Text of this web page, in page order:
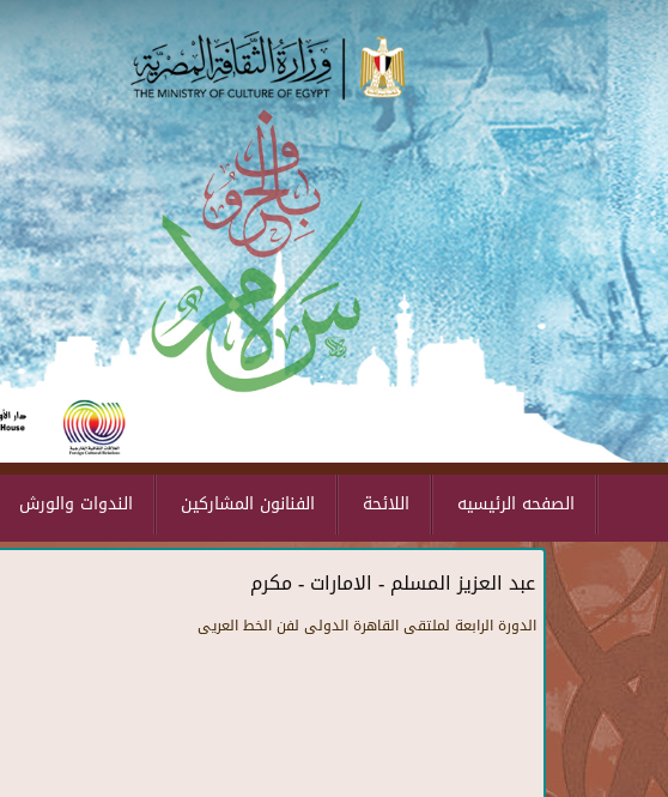
الندوات والورش الفنانون المشاركين اللائحة الصفحه الرئيسيه
عبد العزيز المسلم - الامارات - مكرم
الدورة الرابعة لملتقى القاهرة الدولى لفن الخط العريى